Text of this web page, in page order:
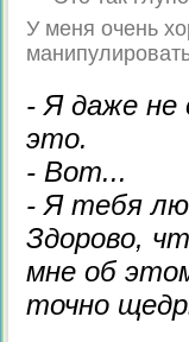
У меня очень
- Я даже не
это.
- Вот...
- Я тебя
Здорово,
мне об
точно